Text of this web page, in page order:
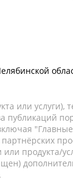
или услуги),
публикаций
продукта/